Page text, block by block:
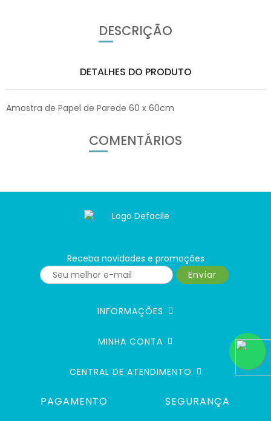
DESCRIÇÃO
DETALHES DO PRODUTO
Amostra de Papel de Parede 60 x 60cm
COMENTÁRIOS
Receba novidades e promoções
Enviar
INFORMAÇÕES
MINHA CONTA
CENTRAL DE ATENDIMENTO
PAGAMENTO SEGURANÇA